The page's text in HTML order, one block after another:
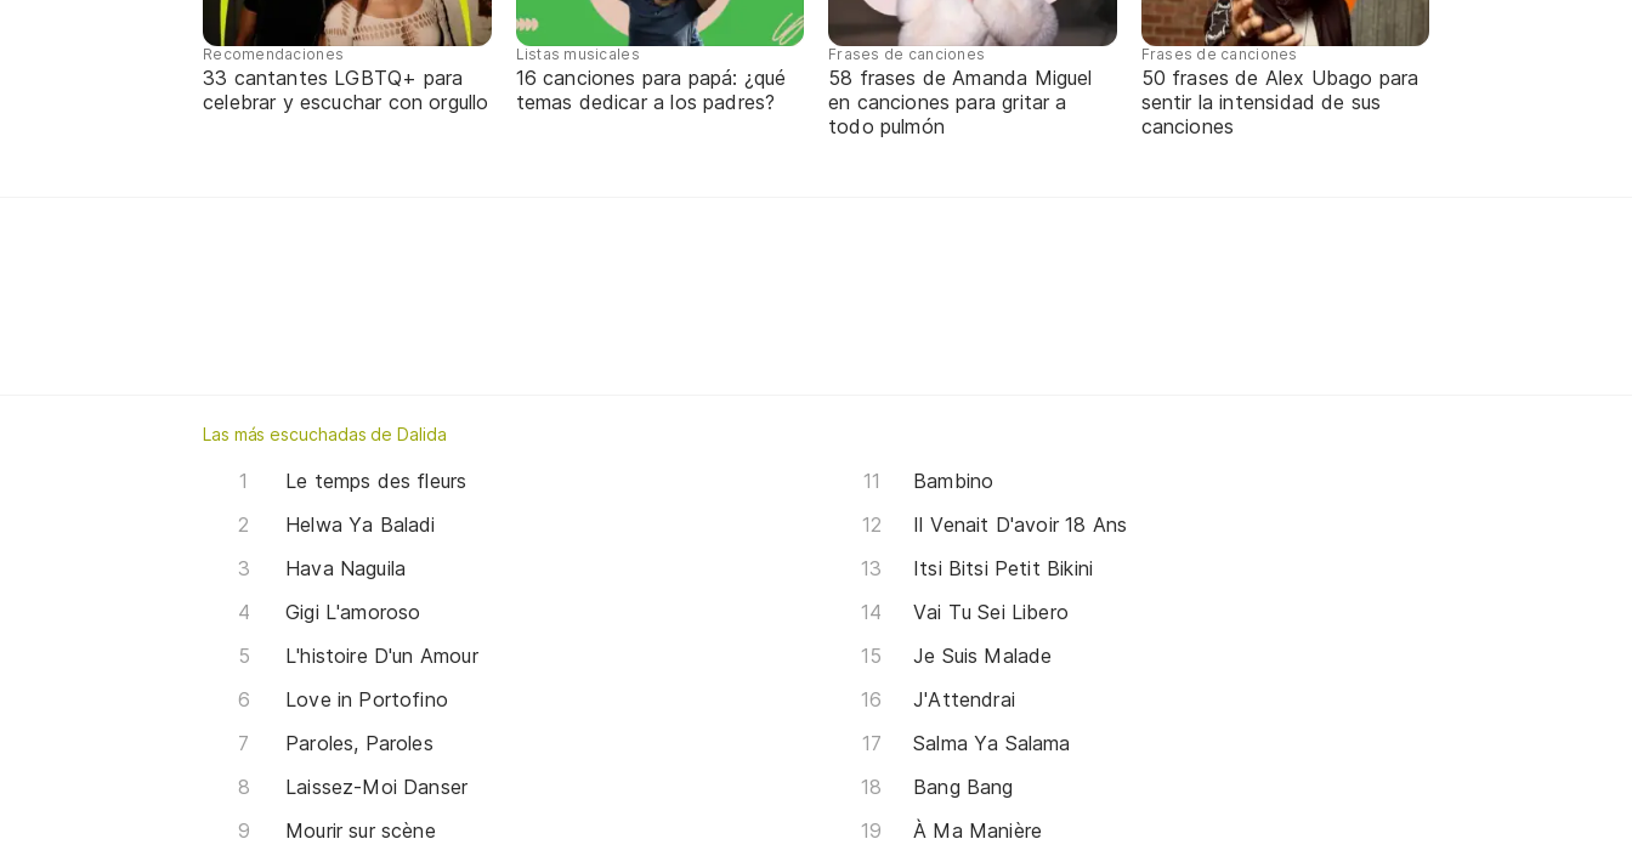
Recomendaciones
33 cantantes LGBTQ+ para
celebrar y escuchar con orgullo
Listas musicales
16 canciones para papá: ¿qué
temas dedicar a los padres?
Frases de canciones
58 frases de Amanda Miguel
en canciones para gritar a
todo pulmón
Frases de canciones
50 frases de Alex Ubago para
sentir la intensidad de sus
canciones
Las más escuchadas de Dalida
Le temps des fleurs
Helwa Ya Baladi
Hava Naguila
Gigi L'amoroso
L'histoire D'un Amour
Love in Portofino
Paroles, Paroles
Laissez-Moi Danser
Mourir sur scène
Bambino
Il Venait D'avoir 18 Ans
Itsi Bitsi Petit Bikini
Vai Tu Sei Libero
Je Suis Malade
J'Attendrai
Salma Ya Salama
Bang Bang
À Ma Manière